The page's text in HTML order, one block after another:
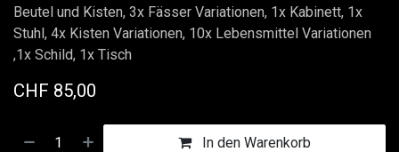
Beutel und Kisten, 3x Fässer Variationen, 1x Kabinett, 1x
Stuhl, 4x Kisten Variationen, 10x Lebensmittel Variationen
,1x Schild, 1x Tisch
CHF 85,00
In den Warenkorb